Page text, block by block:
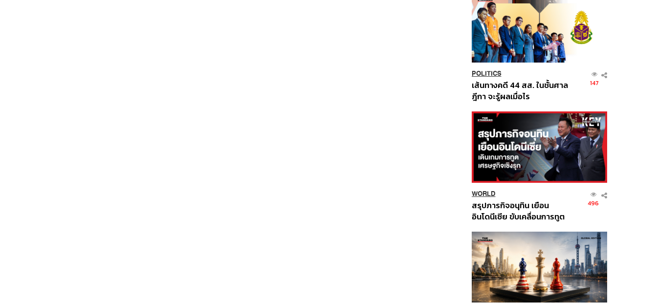
POLITICS
เส้นทางคดี 44 สส. ในชั้นศาล
ฎีกา จะรู้ผลเมื่อไร
147
WORLD
สรุปภารกิจอนุทิน เยือน
อินโดนีเซีย ขับเคลื่อนการทูต
ส่วนยุทธศาสตร์ไทย –
อินโดนีเซีย
496